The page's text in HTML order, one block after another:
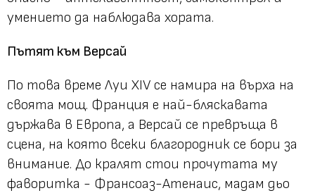
умението да наблюдава хората.
Пътят към Версай
По това време Луи XIV се намира на върха на
своята мощ. Франция е най-бляскавата
държава в Европа, а Версай се превръща в
сцена, на която всеки благородник се бори за
внимание. До кралят стои прочутата му
фаворитка - Франсоаз-Атенаис, мадам дьо